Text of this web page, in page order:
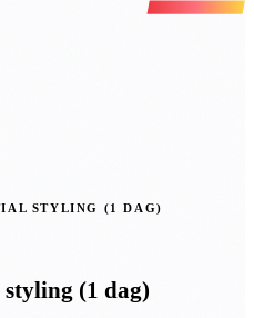
STYLING (1 DAG)
(1 dag)